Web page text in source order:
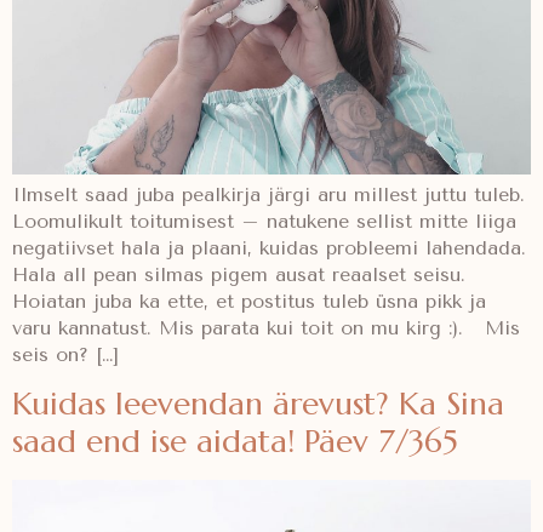
Ilmselt saad juba pealkirja järgi aru millest juttu tuleb.
Loomulikult toitumisest – natukene sellist mitte liiga
negatiivset hala ja plaani, kuidas probleemi lahendada.
Hala all pean silmas pigem ausat reaalset seisu.
Hoiatan juba ka ette, et postitus tuleb üsna pikk ja
varu kannatust. Mis parata kui toit on mu kirg :). Mis
seis on? […]
Kuidas leevendan ärevust? Ka Sina
saad end ise aidata! Päev 7/365